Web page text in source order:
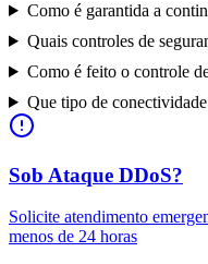
Como é garantida a
Quais controles de
Como é feito o controle
Que tipo de
Sob Ataque DDoS?
Solicite atendimento
menos de 24 horas